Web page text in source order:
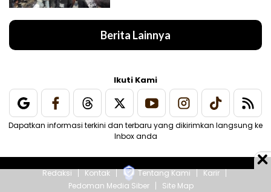
Berita Lainnya
Ikuti Kami
Dapatkan informasi terkini dan terbaru yang dikirimkan langsung ke
Inbox anda
Redaksi Kontak Tentang Kami
Karir
Pedoman Media Siber
Site Map